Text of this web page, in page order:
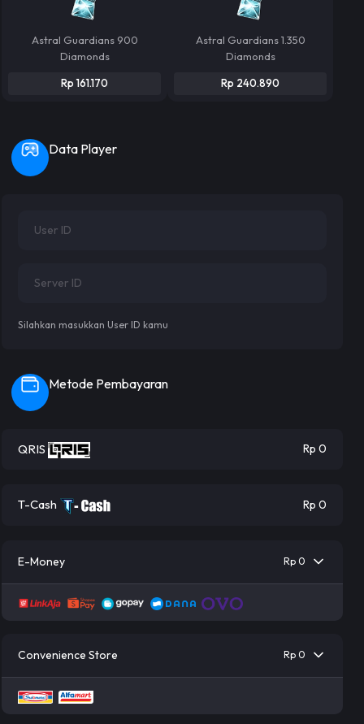
Astral Guardians 900
Diamonds
Rp 161.170
Astral Guardians 1.350
Diamonds
Rp 240.890
Data Player
Silahkan masukkan User ID kamu
Metode Pembayaran
QRIS Rp 0
T-Cash Rp 0
E-Money Rp 0
Convenience Store Rp 0